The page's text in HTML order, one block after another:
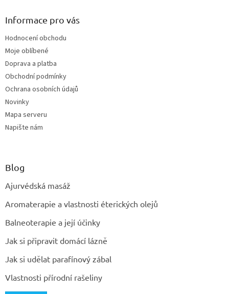
Informace pro vás
Hodnocení obchodu
Moje oblíbené
Doprava a platba
Obchodní podmínky
Ochrana osobních údajů
Novinky
Mapa serveru
Napište nám
Blog
Ajurvédská masáž
Aromaterapie a vlastnosti éterických olejů
Balneoterapie a její účinky
Jak si připravit domácí lázně
Jak si udělat parafínový zábal
Vlastnosti přírodní rašeliny